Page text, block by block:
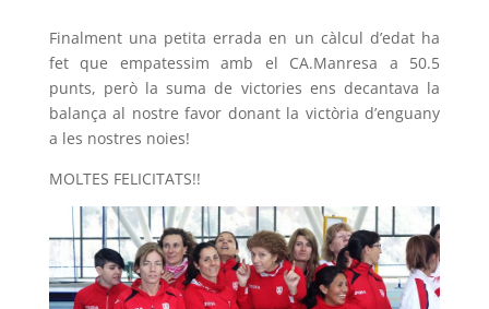
Finalment una petita errada en un càlcul d’edat ha
fet que empatessim amb el CA.Manresa a 50.5
punts, però la suma de victories ens decantava la
balança al nostre favor donant la victòria d’enguany
a les nostres noies!
MOLTES FELICITATS!!